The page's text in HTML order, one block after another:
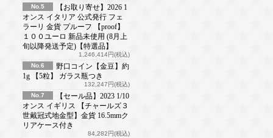
No.5
【お取り寄せ】2026 1
オンス イタリア 公式発行 フェ
ラーリ 金貨 プルーフ 【proof】
１００ユーロ 新品未使用 (8月上
旬以降発送予定)【特選品】
1,246,414円(税込)
No.6
野口コイン【金豆】約
1g 【5粒】 ガラス瓶つき
132,247円(税込)
No.7
【セール品】2023 1/10
オンス イギリス 【チャールズ３
世戴冠式地金型】金貨 16.5mmク
リアケース付き
84,282円(税込)